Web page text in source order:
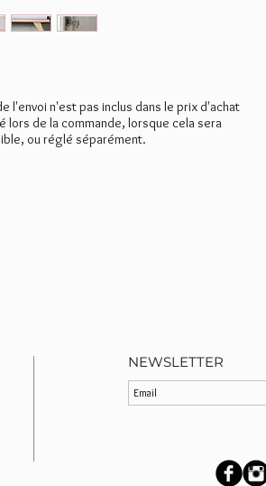
l'envoi n'est pas inclus dans le prix d'achat
lors de la commande, lorsque cela sera
ou réglé séparément.
NEWSLETTER